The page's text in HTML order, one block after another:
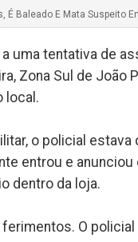
É Baleado E Mata Suspeito
uma tentativa de
Zona Sul de
local.
o policial
entrou e
dentro da loja.
O